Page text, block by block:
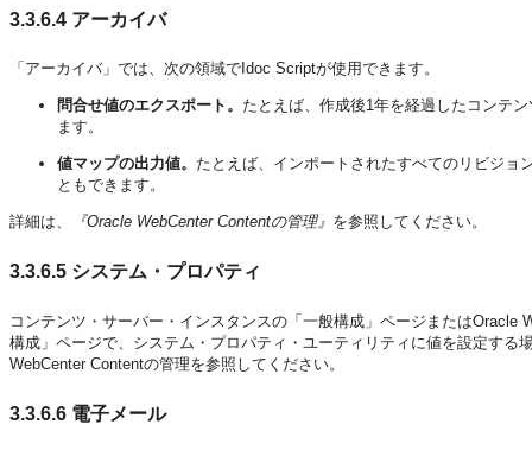
3.3.6.4 アーカイバ
「アーカイバ」では、次の領域でIdoc Scriptが使用できます。
問合せ値のエクスポート。 たとえば、作成後1年を経過したコンテ
ます。
値マップの出力値。 たとえば、インポートされたすべてのリビジョ
ともできます。
詳細は、 『Oracle WebCenter Contentの管理』 を参照してください。
3.3.6.5 システム・プロパティ
コンテンツ・サーバー・インスタンスの「一般構成」ページまたは
構成」ページで、システム・プロパティ・ユーティリティに値を設定す
WebCenter Contentの管理を参照してください。
3.3.6.6 電子メール